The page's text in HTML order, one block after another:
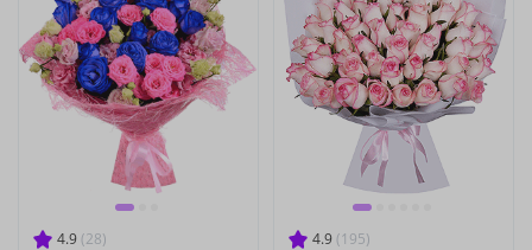
4.9 (28) 4.9 (195)